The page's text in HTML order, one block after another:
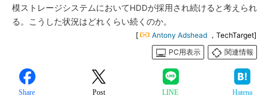
模ストレージシステムにおいてHDDが採用され続けると考えられ
る。こうした状況はどれくらい続くのか。
[ Antony Adshead ，TechTarget]
PC用表示
関連情報
Share Post LINE Hatena